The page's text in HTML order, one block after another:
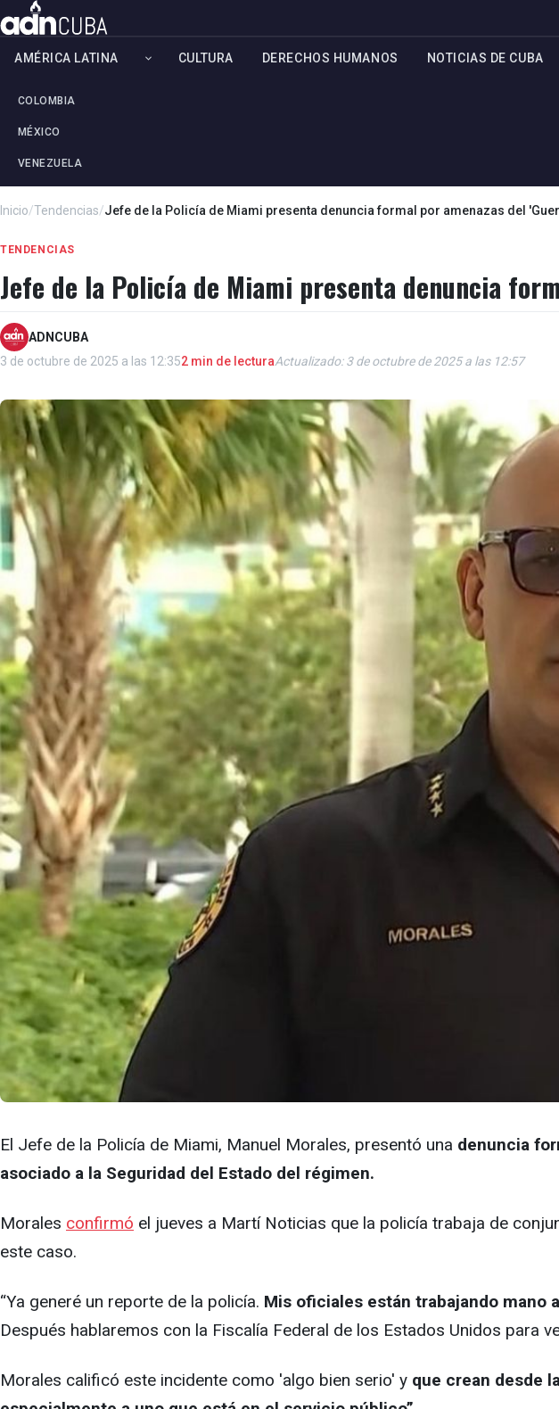
AMÉRICA LATINA
COLOMBIA
MÉXICO
VENEZUELA
CULTURA DERECHOS HUMANOS NOTICIAS DE CUBA
Inicio/Tendencias/Jefe de la Policía de Miami presenta denuncia formal por amenazas del
TENDENCIAS
Jefe de la Policía de Miami presenta denuncia
ADNCUBA
3 de octubre de 2025 a las 12:352 min de lecturaActualizado: 3 de octubre de 2025 a las 12:57
El Jefe de la Policía de Miami, Manuel Morales, presentó una denuncia
asociado a la Seguridad del Estado del régimen.
Morales confirmó el jueves a Martí Noticias que la policía trabaja de
este caso.
“Ya generé un reporte de la policía. Mis oficiales están trabajando mano
Después hablaremos con la Fiscalía Federal de los Estados Unidos para
Morales calificó este incidente como 'algo bien serio' y que crean desde